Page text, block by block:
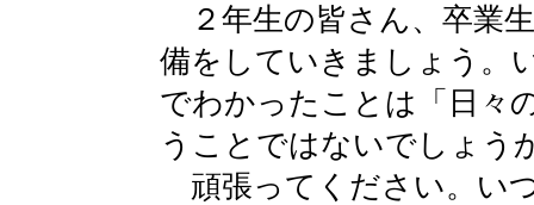
２年生の皆さん、卒業
備をしていきましょう。
でわかったことは「日々
うことではないでしょう
頑張ってください。い